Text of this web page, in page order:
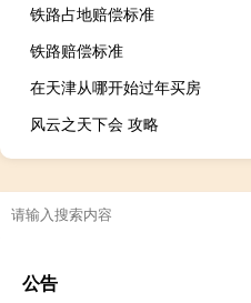
铁路占地赔偿标准
铁路赔偿标准
在天津从哪开始过年买房
风云之天下会 攻略
公告